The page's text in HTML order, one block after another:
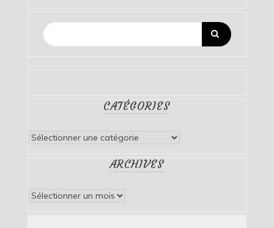
CATÉGORIES
Catégories
ARCHIVES
Archives